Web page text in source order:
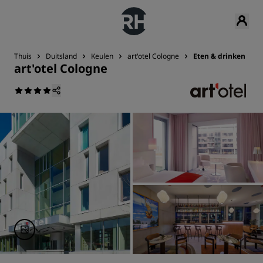
Thuis Duitsland Keulen art'otel Cologne Eten & drinken
art'otel Cologne